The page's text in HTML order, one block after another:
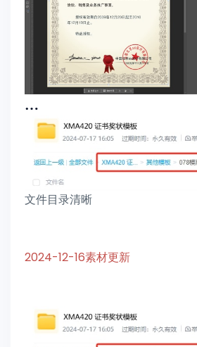
文件目录清晰
2024-12-16素材更新